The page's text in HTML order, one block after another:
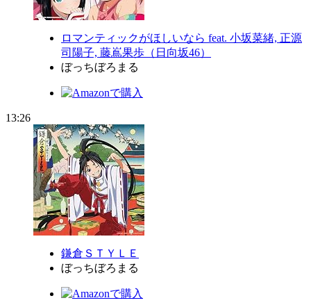
ロマンティックがほしいなら feat. 小坂菜緒, 正源
司陽子, 藤嶌果歩（日向坂46）
ぼっちぼろまる
13:26
鎌倉ＳＴＹＬＥ
ぼっちぼろまる